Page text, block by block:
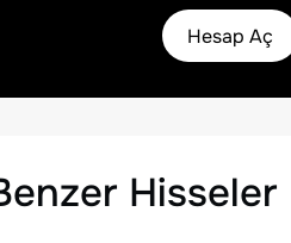
Hesap Aç
Hisseler